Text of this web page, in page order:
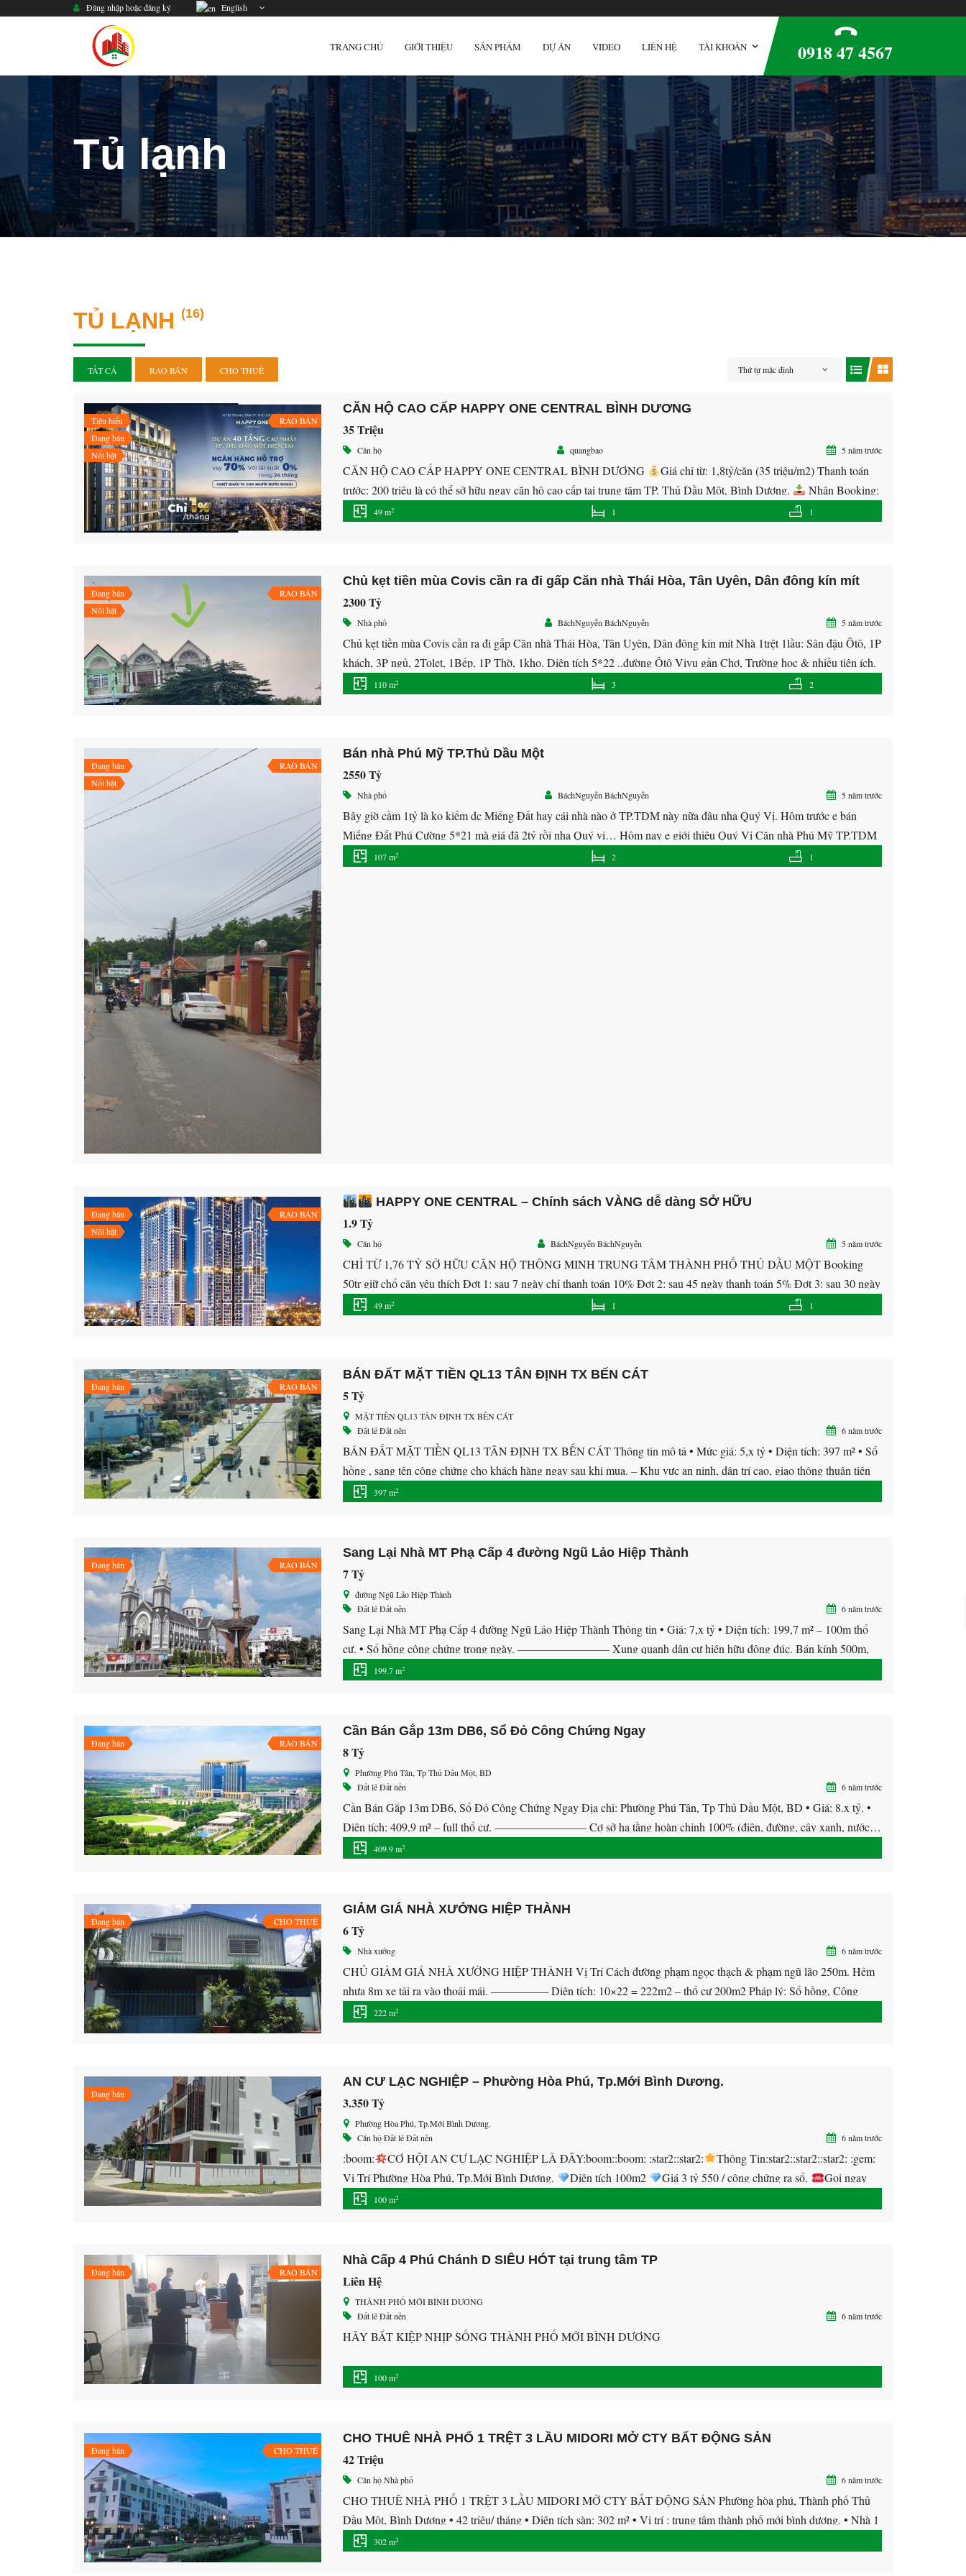
Đăng nhập hoặc đăng ký English
TRANG CHỦ GIỚI THIỆU SẢN PHẨM DỰ ÁN VIDEO LIÊN HỆ TÀI KHOẢN 0918 47 4567
Tủ lạnh
TỦ LẠNH (16)
TẤT CẢ RAO BÁN CHO THUÊ Thứ tự mặc định
Tiêu biểu
Đang bán
Nổi bật
RAO BÁN
CĂN HỘ CAO CẤP HAPPY ONE CENTRAL BÌNH DƯƠNG
35 Triệu
Căn hộ quangbao 5 năm trước
CĂN HỘ CAO CẤP HAPPY ONE CENTRAL BÌNH DƯƠNG
Giá chỉ từ: 1,8tỷ/căn (35 triệu/m2) Thanh toán
trước: 200 triệu là có thể sở hữu ngay căn hộ cao cấp tại trung tâm TP. Thủ Dầu Một, Bình Dương.
Nhận Booking:
50 triệu/căn để ưu tiên chọn vị trí đẹp
Vị trí: Kế […]
49 m2 1 1
Đang bán
Nổi bật
RAO BÁN
Chủ kẹt tiền mùa Covis cần ra đi gấp Căn nhà Thái Hòa, Tân Uyên, Dân đông kín mít
2300 Tỷ
Nhà phố BáchNguyễn BáchNguyễn 5 năm trước
Chủ kẹt tiền mùa Covis cần ra đi gấp Căn nhà Thái Hòa, Tân Uyên, Dân đông kín mít Nhà 1trệt 1lầu: Sân đậu Ôtô, 1P
khách, 3P ngủ, 2Tolet, 1Bếp, 1P Thờ, 1kho. Diện tích 5*22 ..đường Ôtô Vivu gần Chợ, Trường học & nhiều tiện ích.
Giá công khai 2ty300 Alo Mr Bách […]
110 m2 3 2
Đang bán
Nổi bật
RAO BÁN
Bán nhà Phú Mỹ TP.Thủ Dầu Một
2550 Tỷ
Nhà phố BáchNguyễn BáchNguyễn 5 năm trước
Bây giờ cầm 1tỷ là ko kiếm dc Miếng Đất hay cái nhà nào ở TP.TDM này nữa đâu nha Quý Vị. Hôm trước e bán
Miếng Đất Phú Cường 5*21 mà giá đã 2tỷ rồi nha Quý vị… Hôm nay e giới thiệu Quý Vị Căn nhà Phú Mỹ TP.TDM
giá cũng hơi bị […]
107 m2 2 1
Đang bán
Nổi bật
RAO BÁN
HAPPY ONE CENTRAL – Chính sách VÀNG dễ dàng SỞ HỮU
1.9 Tỷ
Căn hộ BáchNguyễn BáchNguyễn 5 năm trước
CHỈ TỪ 1,76 TỶ SỞ HỮU CĂN HỘ THÔNG MINH TRUNG TÂM THÀNH PHỐ THỦ DẦU MỘT Booking
50tr giữ chổ căn yêu thích Đợt 1: sau 7 ngày chỉ thanh toán 10% Đợt 2: sau 45 ngày thanh toán 5% Đợt 3: sau 30 ngày
thanh toán 5% Và sau đó mỗi tháng chỉ […]
49 m2 1 1
Đang bán RAO BÁN
BÁN ĐẤT MẶT TIỀN QL13 TÂN ĐỊNH TX BẾN CÁT
5 Tỷ
MẶT TIỀN QL13 TÂN ĐỊNH TX BẾN CÁT
Đất lẻĐất nền 6 năm trước
BÁN ĐẤT MẶT TIỀN QL13 TÂN ĐỊNH TX BẾN CÁT Thông tin mô tả • Mức giá: 5,x tỷ • Diện tích: 397 m² • Sổ
hồng , sang tên công chứng cho khách hàng ngay sau khi mua. – Khu vực an ninh, dân trí cao, giao thông thuận tiện
dễ dàng di chuyển […]
397 m2
Đang bán RAO BÁN
Sang Lại Nhà MT Phạ Cấp 4 đường Ngũ Lảo Hiệp Thành
7 Tỷ
đường Ngũ Lảo Hiệp Thành
Đất lẻĐất nền 6 năm trước
Sang Lại Nhà MT Phạ Cấp 4 đường Ngũ Lảo Hiệp Thành Thông tin • Giá: 7,x tỷ • Diện tích: 199,7 m² – 100m thổ
cư. • Sổ hồng công chứng trong ngày. ———————— Xung quanh dân cư hiện hữu đông đúc. Bán kính 500m,
đầy đủ tiện ích: Chợ, siêu thị bách hóa […]
199.7 m2
Đang bán RAO BÁN
Cần Bán Gắp 13m DB6, Sổ Đỏ Công Chứng Ngay
8 Tỷ
Phường Phú Tân, Tp Thủ Dầu Một, BD
Đất lẻĐất nền 6 năm trước
Cần Bán Gắp 13m DB6, Sổ Đỏ Công Chứng Ngay Địa chỉ: Phường Phú Tân, Tp Thủ Dầu Một, BD • Giá: 8.x tỷ. •
Diện tích: 409,9 m² – full thổ cư. ———————— Cơ sở hạ tầng hoàn chỉnh 100% (điện, đường, cây xanh, nước…
). Tiện ích đẳng cấp tiêu chuẩn Quốc tế: […]
409.9 m2
Đang bán CHO THUÊ
GIẢM GIÁ NHÀ XƯỞNG HIỆP THÀNH
6 Tỷ
Nhà xưởng 6 năm trước
CHỦ GIẢM GIÁ NHÀ XƯỞNG HIỆP THÀNH Vị Trí Cách đường phạm ngọc thạch & phạm ngũ lão 250m. Hẻm
nhựa 8m xe tải ra vào thoải mái. ————— Diện tích: 10×22 = 222m2 – thổ cư 200m2 Pháp lý: Sổ hồng, Công
Chứng sang tên. Giá 6 tỷ Lh 0707.28.38.38 gặp Mr.Trung xem xưởng.Xua […]
222 m2
Đang bán
AN CƯ LẠC NGHIỆP – Phường Hòa Phú, Tp.Mới Bình Dương.
3.350 Tỷ
Phường Hòa Phú, Tp.Mới Bình Dương.
Căn hộĐất lẻĐất nền 6 năm trước
:boom: CƠ HỘI AN CƯ LẠC NGHIỆP LÀ ĐÂY:boom::boom: :star2::star2:
Thông Tin:star2::star2::star2: :gem:
Vị Trí Phường Hòa Phú, Tp.Mới Bình Dương.
Diện tích 100m2 Giá 3 tỷ 550 / công chứng ra sổ.
Gọi ngay
094.119.3233 để chọn vị trí đẹp nhất. —————————– :star2::star2:
100 m2
Đang bán RAO BÁN
Nhà Cấp 4 Phú Chánh D SIÊU HÓT tại trung tâm TP
Liên Hệ
THÀNH PHỐ MỚI BÌNH DƯƠNG
Đất lẻĐất nền 6 năm trước
HÃY BẮT KIỆP NHỊP SỐNG THÀNH PHỐ MỚI BÌNH DƯƠNG
100 m2
Đang bán CHO THUÊ
CHO THUÊ NHÀ PHỐ 1 TRỆT 3 LẦU MIDORI MỞ CTY BẤT ĐỘNG SẢN
42 Triệu
Căn hộNhà phố 6 năm trước
CHO THUÊ NHÀ PHỐ 1 TRỆT 3 LẦU MIDORI MỞ CTY BẤT ĐỘNG SẢN Phường hòa phú, Thành phố Thủ
Dầu Một, Bình Dương • 42 triệu/ tháng • Diện tích sàn: 302 m² • Vị trí : trung tâm thành phố mới bình dương. • Nhà 1
trệt 3 lầu • Khu vực đông […]
302 m2